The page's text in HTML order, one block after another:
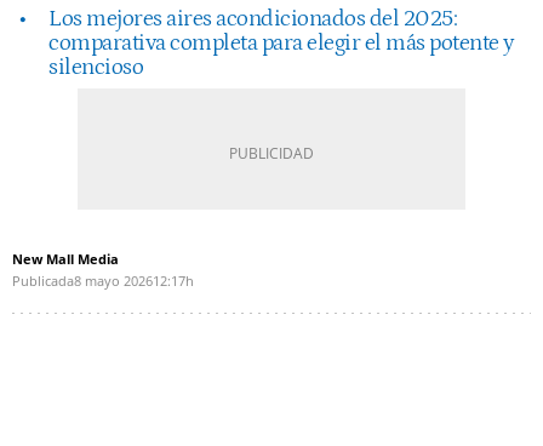
Los mejores aires acondicionados del 2025:
comparativa completa para elegir el más potente y
silencioso
New Mall Media
Publicada8 mayo 202612:17h